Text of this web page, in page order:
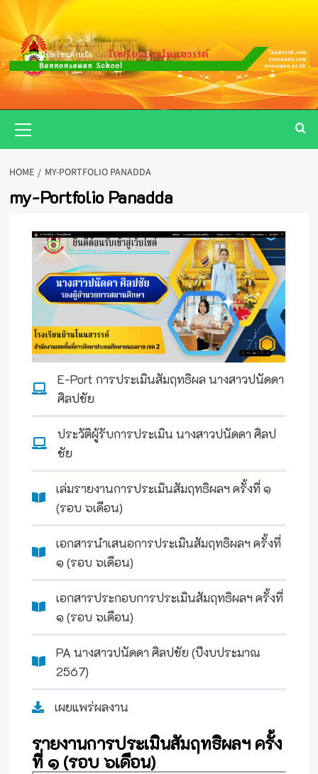
Skip
content
Menu
HOME MY-PORTFOLIO PANADDA
my-Portfolio Panadda
E-Port การประเมินสัมฤทธิผล นางสาวปนัดดา
ศิลปชัย
ประวัติผู้รับการประเมิน นางสาวปนัดดา ศิลป
ชัย
เล่มรายงานการประเมินสัมฤทธิผลฯ ครั้งที่ ๑
(รอบ ๖เดือน)
เอกสารนำเสนอการประเมินสัมฤทธิผลฯ ครั้งที่
๑ (รอบ ๖เดือน)
เอกสารประกอบการประเมินสัมฤทธิผลฯ ครั้งที่
๑ (รอบ ๖เดือน)
PA นางสาวปนัดดา ศิลปชัย (ปีงบประมาณ
2567)
เผยแพร่ผลงาน
รายงานการประเมินสัมฤทธิผลฯ ครั้ง
ที่ ๑ (รอบ ๖เดือน)